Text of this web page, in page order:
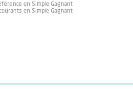
en Simple Gagnant
en Simple Gagnant